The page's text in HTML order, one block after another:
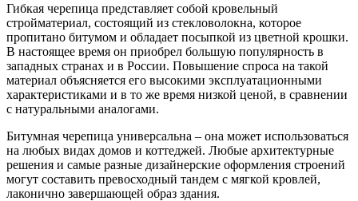
Гибкая черепица представляет собой кровельный
стройматериал, состоящий из стекловолокна, которое
пропитано битумом и обладает посыпкой из цветной крошки.
В настоящее время он приобрел большую популярность в
западных странах и в России. Повышение спроса на такой
материал объясняется его высокими эксплуатационными
характеристиками и в то же время низкой ценой, в сравнении
с натуральными аналогами.
Битумная черепица универсальна – она может использоваться
на любых видах домов и коттеджей. Любые архитектурные
решения и самые разные дизайнерские оформления строений
могут составить превосходный тандем с мягкой кровлей,
лаконично завершающей образ здания.